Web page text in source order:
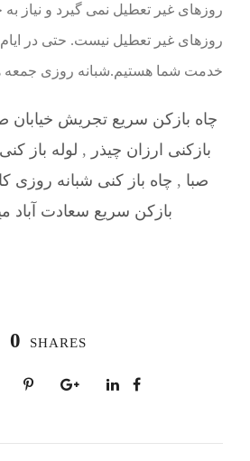
روزهای غیر تعطیل نمی گیرد و نیاز
روزهای غیر تعطیل نیست. حتی در ایام
خدمت شما هستیم.شبانه روزی جمعه
چاه بازکن سریع تجریش
بازکنی ارزان چیذر , لوله باز
صبا , چاه باز کنی شبانه روزی
بازکن سریع سعادت آباد
0 SHARES